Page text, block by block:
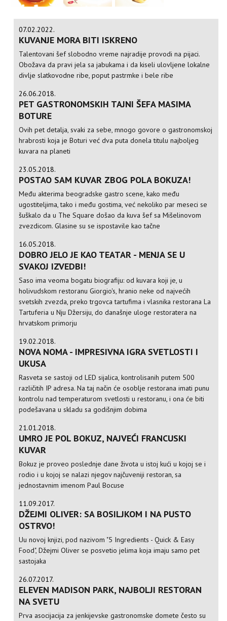
07.02.2022.
KUVANJE MORA BITI ISKRENO
Talentovani šef slobodno vreme najradije provodi na pijaci.
Obožava da pravi jela sa jabukama i da kiseli ulovljene lokalne
divlje slatkovodne ribe, poput pastrmke i bele ribe
26.06.2018.
PET GASTRONOMSKIH TAJNI ŠEFA MASIMA
BOTURE
Ovih pet detalja, svaki za sebe, mnogo govore o gastronomskoj
hrabrosti koja je Boturi već dva puta donela titulu najboljeg
kuvara na planeti
23.05.2018.
POSTAO SAM KUVAR ZBOG POLA BOKUZA!
Među akterima beogradske gastro scene, kako među
ugostiteljima, tako i među gostima, već nekoliko par meseci se
šuškalo da u The Square došao da kuva šef sa Mišelinovom
zvezdicom. Glasine su se ispostavile kao tačne
16.05.2018.
DOBRO JELO JE KAO TEATAR - MENJA SE U
SVAKOJ IZVEDBI!
Saso ima veoma bogatu biografiju: od kuvara koji je, u
holivudskom restoranu Giorgio's, hranio neke od najvećih
svetskih zvezda, preko trgovca tartufima i vlasnika restorana La
Tartuferia u Nju Džersiju, do današnje uloge restoratera na
hrvatskom primorju
19.02.2018.
NOVA NOMA - IMPRESIVNA IGRA SVETLOSTI I
UKUSA
Rasveta se sastoji od LED sijalica, kontrolisanih putem 500
različitih IP adresa. Na taj način će osoblje restorana imati punu
kontrolu nad temperaturom svetlosti u restoranu, i ona će biti
podešavana u skladu sa godišnjim dobima
21.01.2018.
UMRO JE POL BOKUZ, NAJVEĆI FRANCUSKI
KUVAR
Bokuz je proveo poslednje dane života u istoj kući u kojoj se i
rodio i u kojoj se nalazi njegov najčuveniji restoran, sa
jednostavnim imenom Paul Bocuse
11.09.2017.
DŽEJMI OLIVER: SA BOSILJKOM I NA PUSTO
OSTRVO!
Uu novoj knjizi, pod nazivom "5 Ingredients - Quick & Easy
Food", Džejmi Oliver se posvetio jelima koja imaju samo pet
sastojaka
26.07.2017.
ELEVEN MADISON PARK, NAJBOLJI RESTORAN
NA SVETU
Prva asocijacija za jenkijevske gastronomske domete često su